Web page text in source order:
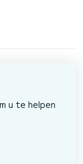
u te helpen